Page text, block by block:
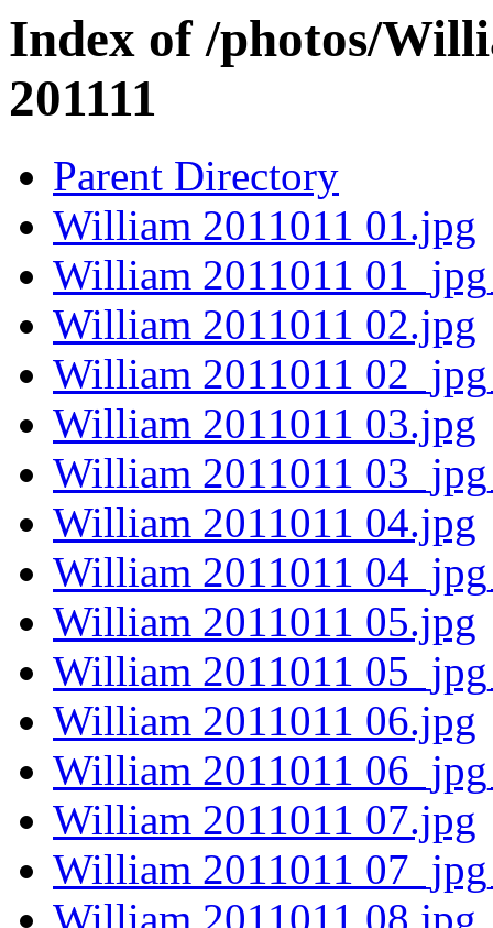
Index of /photos/
201111
Parent Directory
William 2011011 01.jpg
William 2011011
William 2011011 02.jpg
William 2011011
William 2011011 03.jpg
William 2011011
William 2011011 04.jpg
William 2011011
William 2011011 05.jpg
William 2011011
William 2011011 06.jpg
William 2011011
William 2011011 07.jpg
William 2011011